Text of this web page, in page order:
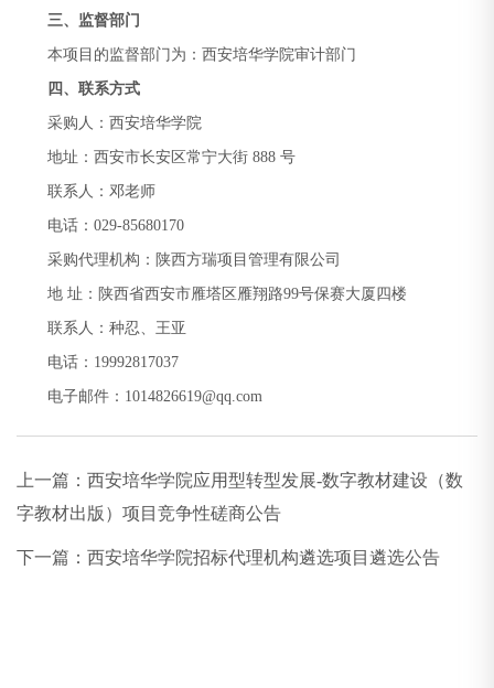
三、监督部门
本项目的监督部门为：西安培华学院审计部门
四、联系方式
采购人：西安培华学院
地址：西安市长安区常宁大街 888 号
联系人：邓老师
电话：029-85680170
采购代理机构：陕西方瑞项目管理有限公司
地 址：陕西省西安市雁塔区雁翔路99号保赛大厦四楼
联系人：种忍、王亚
电话：19992817037
电子邮件：1014826619@qq.com
上一篇： 西安培华学院应用型转型发展-数字教材建设（数
字教材出版）项目竞争性磋商公告
下一篇： 西安培华学院招标代理机构遴选项目遴选公告